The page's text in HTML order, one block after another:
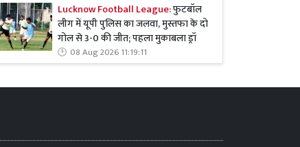
Lucknow Football League:फुटबॉल
लीग में यूपी पुलिस का जलवा, मुस्तफा के दो
गोल से 3-0 की जीत; पहला मुकाबला ड्रॉ
08 Aug 2026 11:19:11